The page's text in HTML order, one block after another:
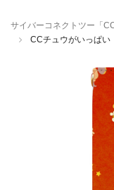
サイバーコネクトツー「
CCチュウがいっぱい